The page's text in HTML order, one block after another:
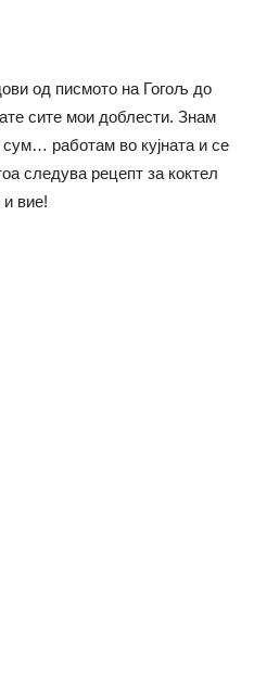
од писмото на Гогољ до
сите мои доблести. Знам
сум… работам во кујната и се
следува рецепт за коктел
вие!